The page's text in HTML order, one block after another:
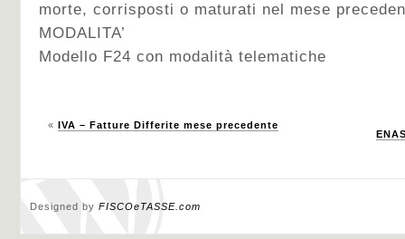
morte, corrisposti o maturati nel mese
MODALITA’
Modello F24 con modalità telematiche
« IVA – Fatture Differite mese precedente
Designed by FISCOeTASSE.com